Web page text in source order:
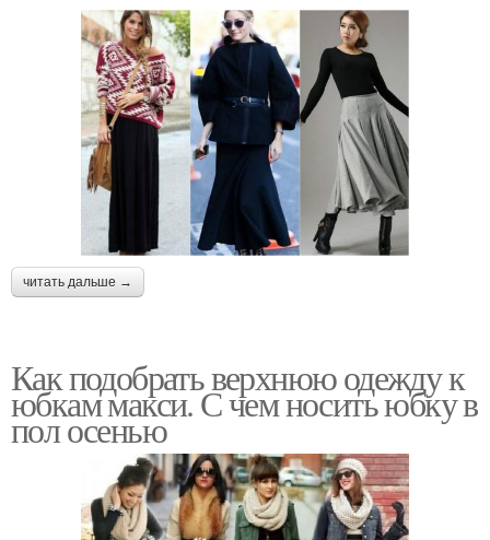
читать дальше →
Как подобрать верхнюю одежду к
юбкам макси. С чем носить юбку в
пол осенью